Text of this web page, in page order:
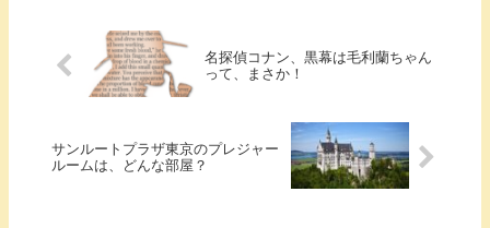
名探偵コナン、黒幕は毛利蘭ちゃん
って、まさか！
サンルートプラザ東京のプレジャー
ルームは、どんな部屋？